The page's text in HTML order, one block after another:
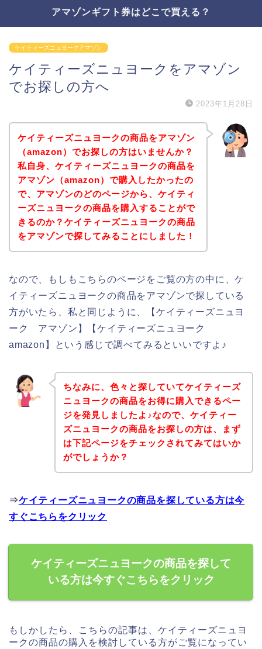
アマゾンギフト券はどこで買える？
ケイティーズニュヨークアマゾン
ケイティーズニュヨークをアマゾン
でお探しの方へ
2023年1月28日
ケイティーズニュヨークの商品をアマゾン
（amazon）でお探しの方はいませんか？
私自身、ケイティーズニュヨークの商品を
アマゾン（amazon）で購入したかったの
で、アマゾンのどのページから、ケイティ
ーズニュヨークの商品を購入することがで
きるのか？ケイティーズニュヨークの商品
をアマゾンで探してみることにしました！
なので、もしもこちらのページをご覧の方の中に、ケ
イティーズニュヨークの商品をアマゾンで探している
方がいたら、私と同じように、【ケイティーズニュヨ
ーク アマゾン】【ケイティーズニュヨーク
amazon】という感じで調べてみるといいですよ♪
ちなみに、色々と探していてケイティーズ
ニュヨークの商品をお得に購入できるペー
ジを発見しましたよ♪なので、ケイティー
ズニュヨークの商品をお探しの方は、まず
は下記ページをチェックされてみてはいか
がでしょうか？
⇒ケイティーズニュヨークの商品を探している方は今
すぐこちらをクリック
ケイティーズニュヨークの商品を探して
いる方は今すぐこちらをクリック
もしかしたら、こちらの記事は、ケイティーズニュヨ
ークの商品の購入を検討している方がご覧になってい